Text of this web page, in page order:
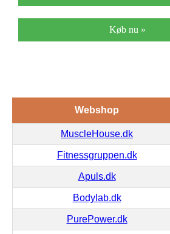
Køb nu »
Webshop
MuscleHouse.dk
Fitnessgruppen.dk
Apuls.dk
Bodylab.dk
PurePower.dk